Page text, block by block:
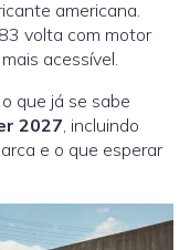
americana.
volta com motor
acessível.
que já se sabe
2027, incluindo
e o que esperar